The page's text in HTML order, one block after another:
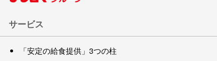
サービス
「安定の給食提供」3つの柱